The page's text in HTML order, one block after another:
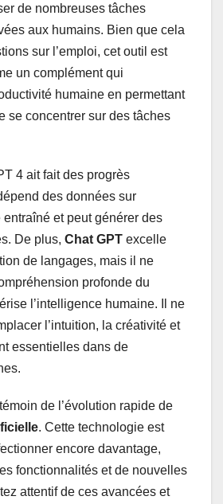
de nombreuses tâches
aux humains. Bien que cela
sur l’emploi, cet outil est
un complément qui
humaine en permettant
se concentrer sur des tâches
4 ait fait des progrès
des données sur
entraîné et peut générer des
De plus, Chat GPT excelle
de langages, mais il ne
profonde du
l’intelligence humaine. Il ne
l’intuition, la créativité et
essentielles dans de
de l’évolution rapide de
. Cette technologie est
encore davantage,
fonctionnalités et de nouvelles
attentif de ces avancées et